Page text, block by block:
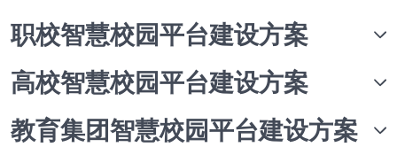
职校智慧校园平台建设方案
高校智慧校园平台建设方案
教育集团智慧校园平台建设方案